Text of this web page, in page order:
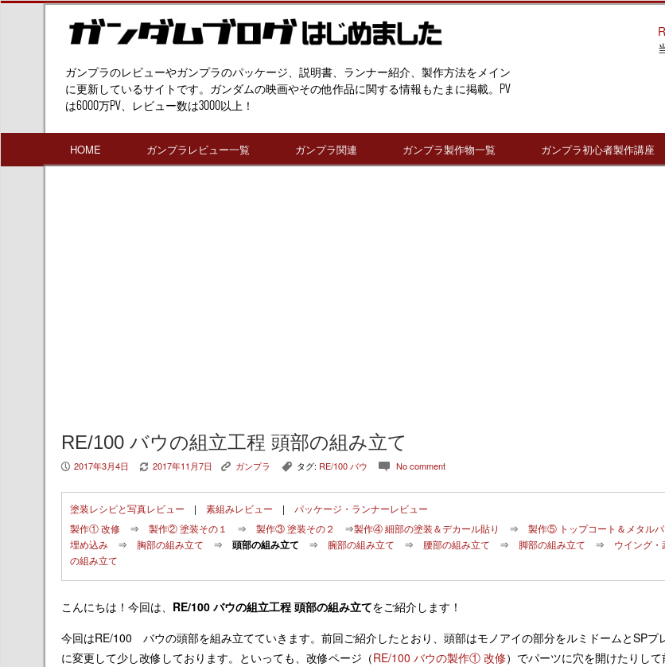
ガンプラのレビューやガンプラのパッケージ、説明書、ランナー紹介、製作方法をメイン
に更新しているサイトです。ガンダムの映画やその他作品に関する情報もたまに掲載。PV
は6000万PV、レビュー数は3000以上！
HOME ガンプラレビュー一覧 ガンプラ関連 ガンプラ製作物一覧 ガンプラ初心者製作講座
RE/100 バウの組立工程 頭部の組み立て
P 2017年3月4日 V 2017年11月7日 K ガンプラ , タグ: RE/100 バウ c No comment
塗装レシピと写真レビュー | 素組みレビュー | パッケージ・ランナーレビュー
製作① 改修 ⇒ 製作② 塗装その１ ⇒ 製作③ 塗装その２ ⇒製作④ 細部の塗装＆デカール貼り ⇒ 製作⑤ トップコート＆メタル
埋め込み ⇒ 胸部の組み立て ⇒ 頭部の組み立て ⇒ 腕部の組み立て ⇒ 腰部の組み立て ⇒ 脚部の組み立て ⇒ ウイング・
の組み立て
こんにちは！今回は、 RE/100 バウの組立工程 頭部の組み立てをご紹介します！
今回はRE/100 バウの頭部を組み立てていきます。前回ご紹介したとおり、頭部はモノアイの部分をルミドームとSPプ
に変更して少し改修しております。といっても、改修ページ（RE/100 バウの製作① 改修）でパーツに穴を開けたりして